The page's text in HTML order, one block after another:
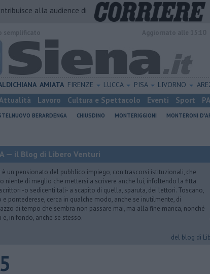
alla audience di
AMIATA FIRENZE LUCCA PISA LIVORNO
Lavoro Cultura e Spettacolo Eventi Sport
BERARDENGA CHIUSDINO MONTERIGGIONI MONTERONI
— il Blog di Libero Venturi
è un pensionato del pubblico impiego, con trascorsi istituzionali, che
niente di meglio che mettersi a scrivere anche lui, infoltendo la fitta
-o sedicenti tali- a scapito di quella, sparuta, dei lettori. Toscano,
pontederese, cerca in qualche modo, anche se inutilmente, di
di tempo che sembra non passare mai, ma alla fine manca, nonché
e, in fondo, anche se stesso.
del blog di